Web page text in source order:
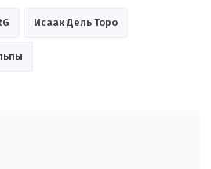
Исаак Дель Торо